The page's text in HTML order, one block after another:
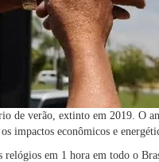
de verão, extinto em 2019. O
impactos econômicos e
em 1 hora em todo o